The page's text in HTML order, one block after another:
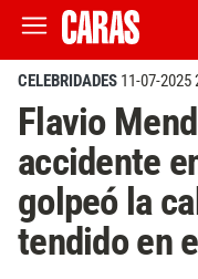
CELEBRIDADES 11-07-2025
Flavio
accidente
golpeó la
tendido en